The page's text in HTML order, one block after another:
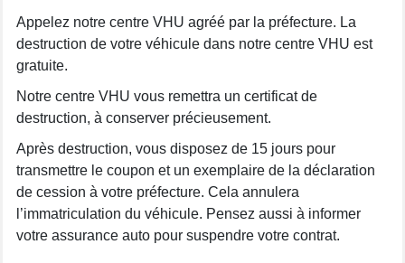
Appelez notre centre VHU agréé par la préfecture. La
destruction de votre véhicule dans notre centre VHU est
gratuite.
Notre centre VHU vous remettra un certificat de
destruction, à conserver précieusement.
Après destruction, vous disposez de 15 jours pour
transmettre le coupon et un exemplaire de la déclaration
de cession à votre préfecture. Cela annulera
l’immatriculation du véhicule. Pensez aussi à informer
votre assurance auto pour suspendre votre contrat.